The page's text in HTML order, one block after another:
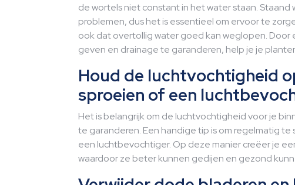
de wortels niet constant in het water staan.
problemen, dus het is essentieel om ervoor te
ook dat overtollig water goed kan weglopen.
geven en drainage te garanderen, help je je
Houd de luchtvochtigheid
sproeien of een
Het is belangrijk om de luchtvochtigheid voor je
te garanderen. Een handige tip is om regelmatig
een luchtbevochtiger. Op deze manier creëer je
waardoor ze beter kunnen gedijen en gezond